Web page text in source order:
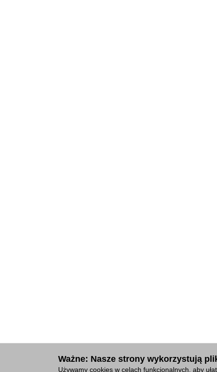
Ważne: Nasze strony wykorzystują
Używamy cookies w celach funkcjonalnych, aby